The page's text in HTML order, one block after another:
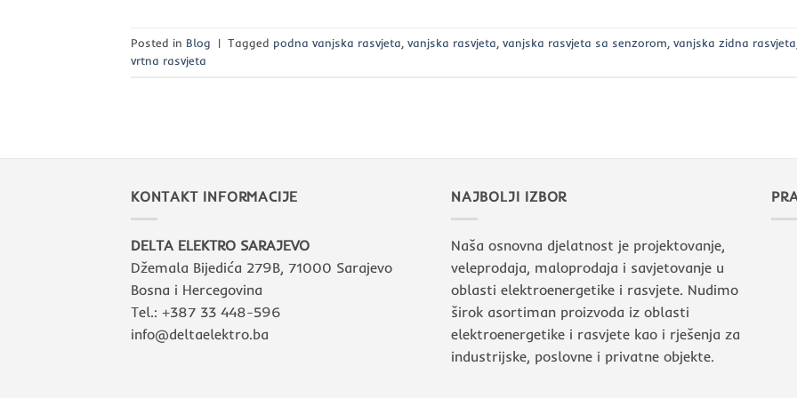
Posted in Blog | Tagged podna vanjska rasvjeta, vanjska rasvjeta, vanjska rasvjeta sa senzorom, vanjska zidna rasvjeta
vrtna rasvjeta
KONTAKT INFORMACIJE
DELTA ELEKTRO SARAJEVO
Džemala Bijedića 279B, 71000 Sarajevo
Bosna i Hercegovina
Tel.: +387 33 448-596
info@deltaelektro.ba
NAJBOLJI IZBOR
Naša osnovna djelatnost je projektovanje,
veleprodaja, maloprodaja i savjetovanje u
oblasti elektroenergetike i rasvjete. Nudimo
širok asortiman proizvoda iz oblasti
elektroenergetike i rasvjete kao i rješenja za
industrijske, poslovne i privatne objekte.